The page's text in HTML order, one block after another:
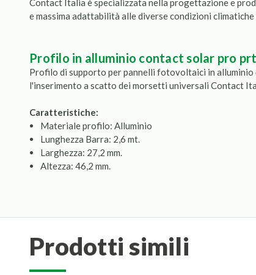
Contact Italia è specializzata nella progettazione e
e massima adattabilità alle diverse condizioni
profilo in alluminio contact solar pro
Profilo di supporto per pannelli fotovoltaici in
l'inserimento a scatto dei morsetti universali Contact
Caratteristiche:
Materiale profilo: Alluminio
Lunghezza Barra: 2,6 mt.
Larghezza: 27,2 mm.
Altezza: 46,2 mm.
prodotti simili